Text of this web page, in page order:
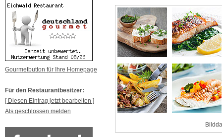
Gourmetbutton für Ihre Homepage
Für den Restaurantbesitzer:
[ Diesen Eintrag jetzt bearbeiten ]
Als geschlossen melden